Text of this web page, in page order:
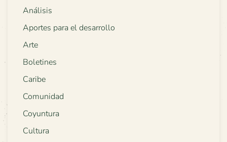
Análisis
Aportes para el desarrollo
Arte
Boletines
Caribe
Comunidad
Coyuntura
Cultura